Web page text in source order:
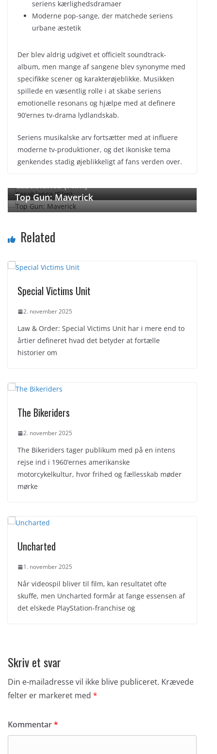
seriens kærlighedsdramaer
Moderne pop-sange, der matchede seriens
urbane æstetik
Der blev aldrig udgivet et officielt soundtrack-
album, men mange af sangene blev synonyme med
specifikke scener og karakterøjeblikke. Musikken
spillede en væsentlig rolle i at skabe seriens
emotionelle resonans og hjælpe med at definere
90’ernes tv-drama lydlandskab.
Seriens musikalske arv fortsætter med at influere
moderne tv-produktioner, og det ikoniske tema
genkendes stadig øjeblikkeligt af fans verden over.
Casablanca (Film)
Top Gun: Maverick
Related
Special Victims Unit
2. november 2025
Law & Order: Special Victims Unit har i mere end to
årtier defineret hvad det betyder at fortælle
historier om
The Bikeriders
2. november 2025
The Bikeriders tager publikum med på en intens
rejse ind i 1960’ernes amerikanske
motorcykelkultur, hvor frihed og fællesskab møder
mørke
Uncharted
1. november 2025
Når videospil bliver til film, kan resultatet ofte
skuffe, men Uncharted formår at fange essensen af
det elskede PlayStation-franchise og
Skriv et svar
Din e-mailadresse vil ikke blive publiceret. Krævede
felter er markeret med *
Kommentar*